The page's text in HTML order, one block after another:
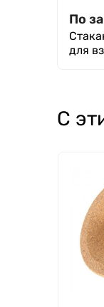
По
для
С